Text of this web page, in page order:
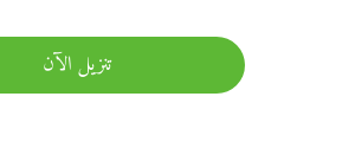
تنزيل الآن